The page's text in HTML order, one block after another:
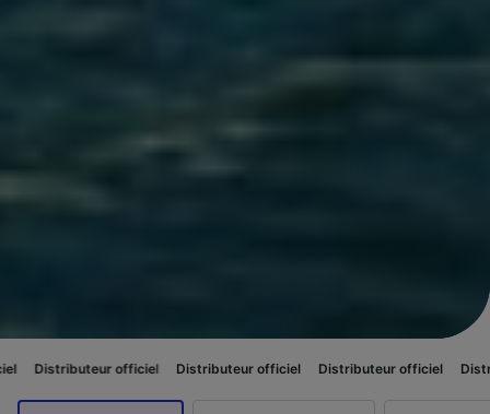
officiel Distributeur officiel Distributeur officiel Distributeur